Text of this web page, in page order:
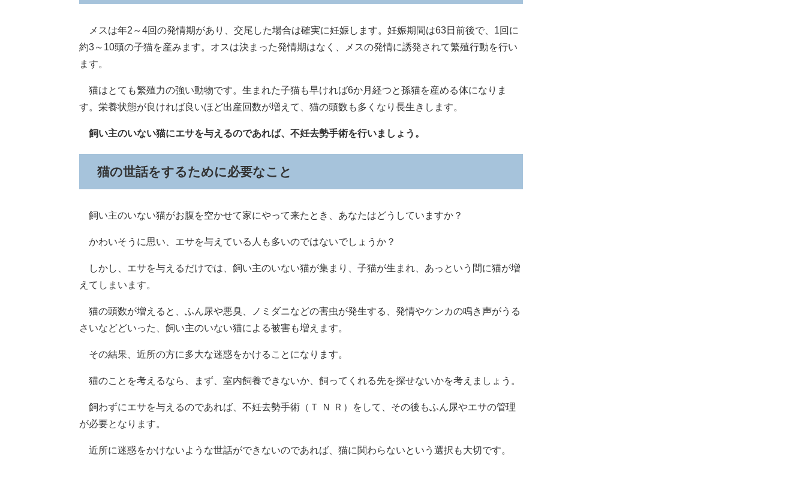
メスは年2～4回の発情期があり、交尾した場合は確実に妊娠します。妊娠期間は63日前後で、1回に
約3～10頭の子猫を産みます。オスは決まった発情期はなく、メスの発情に誘発されて繁殖行動を行い
ます。
猫はとても繁殖力の強い動物です。生まれた子猫も早ければ6か月経つと孫猫を産める体になりま
す。栄養状態が良ければ良いほど出産回数が増えて、猫の頭数も多くなり長生きします。
飼い主のいない猫にエサを与えるのであれば、不妊去勢手術を行いましょう。
猫の世話をするために必要なこと
飼い主のいない猫がお腹を空かせて家にやって来たとき、あなたはどうしていますか？
かわいそうに思い、エサを与えている人も多いのではないでしょうか？
しかし、エサを与えるだけでは、飼い主のいない猫が集まり、子猫が生まれ、あっという間に猫が増
えてしまいます。
猫の頭数が増えると、ふん尿や悪臭、ノミダニなどの害虫が発生する、発情やケンカの鳴き声がうる
さいなどどいった、飼い主のいない猫による被害も増えます。
その結果、近所の方に多大な迷惑をかけることになります。
猫のことを考えるなら、まず、室内飼養できないか、飼ってくれる先を探せないかを考えましょう。
飼わずにエサを与えるのであれば、不妊去勢手術（Ｔ Ｎ Ｒ）をして、その後もふん尿やエサの管理
が必要となります。
近所に迷惑をかけないような世話ができないのであれば、猫に関わらないという選択も大切です。